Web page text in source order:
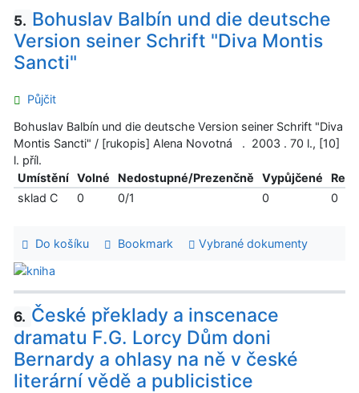
5. Bohuslav Balbín und die deutsche
Version seiner Schrift "Diva Montis
Sancti"
Půjčit
Bohuslav Balbín und die deutsche Version seiner Schrift "Diva
Montis Sancti" / [rukopis] Alena Novotná . 2003 . 70 l., [10]
l. příl.
Umístění
Volné Nedostupné/Prezenčně Vypůjčené
sklad C
0 0/1 0 0
Do košíku Bookmark Vybrané dokumenty
6. České překlady a inscenace
dramatu F.G. Lorcy Dům doni
Bernardy a ohlasy na ně v české
literární vědě a publicistice